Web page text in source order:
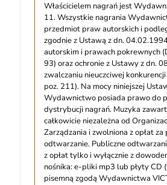
Właścicielem nagrań jest
11. Wszystkie nagrania
przedmiot praw autorskich i
zgodnie z Ustawą z dn.
autorskim i prawach pokrewnych
93) oraz ochronie z Ustawy z dn.
zwalczaniu nieuczciwej
poz. 211). Na mocy niniejszej
Wydawnictwo posiada prawo do
dystrybucji nagrań. Muzyka
całkowicie niezależna od
Zarządzania i zwolniona z opłat za
odtwarzanie. Publiczne
z opłat tylko i wyłącznie z
nośnika: e-pliki mp3 lub płyty CD
pisemną zgodą Wydawnictwa